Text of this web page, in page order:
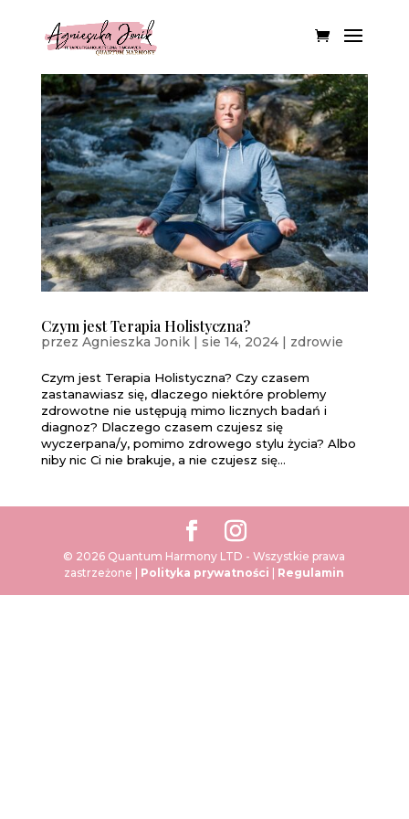
Czym jest Terapia Holistyczna?
przez Agnieszka Jonik| sie 14, 2024| zdrowie
Czym jest Terapia Holistyczna? Czy czasem
zastanawiasz się, dlaczego niektóre problemy
zdrowotne nie ustępują mimo licznych badań i
diagnoz? Dlaczego czasem czujesz się
wyczerpana/y, pomimo zdrowego stylu życia? Albo
niby nic Ci nie brakuje, a nie czujesz się...
© 2026 Quantum Harmony LTD - Wszystkie prawa
zastrzeżone | Polityka prywatności Regulamin